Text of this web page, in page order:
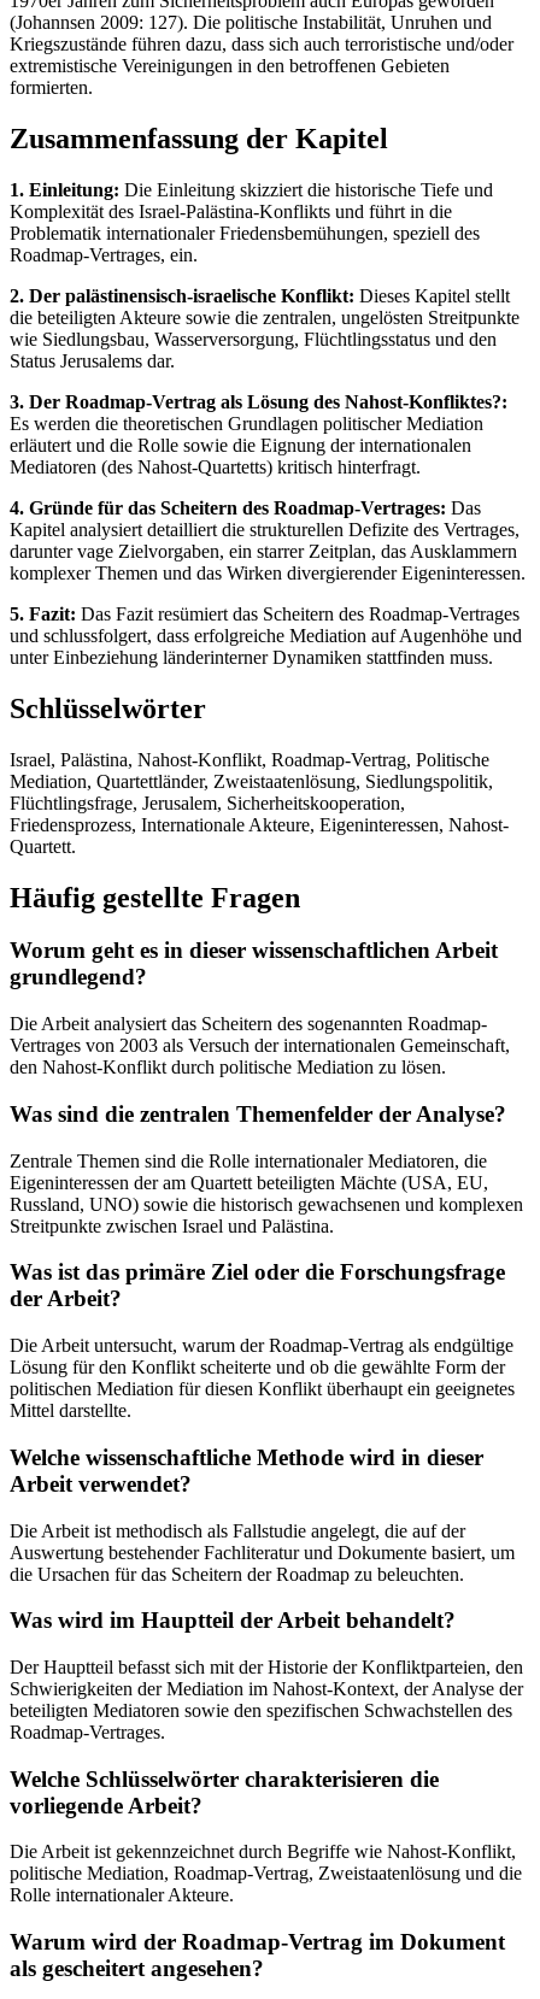
(Johannsen 2009: 127). Die politische Instabilität, Unruhen und
Kriegszustände führen dazu, dass sich auch terroristische und/oder
extremistische Vereinigungen in den betroffenen Gebieten
formierten.
Zusammenfassung der Kapitel
1. Einleitung: Die Einleitung skizziert die historische Tiefe und
Komplexität des Israel-Palästina-Konflikts und führt in die
Problematik internationaler Friedensbemühungen, speziell des
Roadmap-Vertrages, ein.
2. Der palästinensisch-israelische Konflikt: Dieses Kapitel stellt
die beteiligten Akteure sowie die zentralen, ungelösten Streitpunkte
wie Siedlungsbau, Wasserversorgung, Flüchtlingsstatus und den
Status Jerusalems dar.
3. Der Roadmap-Vertrag als Lösung des Nahost-Konfliktes?:
Es werden die theoretischen Grundlagen politischer Mediation
erläutert und die Rolle sowie die Eignung der internationalen
Mediatoren (des Nahost-Quartetts) kritisch hinterfragt.
4. Gründe für das Scheitern des Roadmap-Vertrages: Das
Kapitel analysiert detailliert die strukturellen Defizite des Vertrages,
darunter vage Zielvorgaben, ein starrer Zeitplan, das Ausklammern
komplexer Themen und das Wirken divergierender Eigeninteressen.
5. Fazit: Das Fazit resümiert das Scheitern des Roadmap-Vertrages
und schlussfolgert, dass erfolgreiche Mediation auf Augenhöhe und
unter Einbeziehung länderinterner Dynamiken stattfinden muss.
Schlüsselwörter
Israel, Palästina, Nahost-Konflikt, Roadmap-Vertrag, Politische
Mediation, Quartettländer, Zweistaatenlösung, Siedlungspolitik,
Flüchtlingsfrage, Jerusalem, Sicherheitskooperation,
Friedensprozess, Internationale Akteure, Eigeninteressen, Nahost-
Quartett.
Häufig gestellte Fragen
Worum geht es in dieser wissenschaftlichen Arbeit
grundlegend?
Die Arbeit analysiert das Scheitern des sogenannten Roadmap-
Vertrages von 2003 als Versuch der internationalen Gemeinschaft,
den Nahost-Konflikt durch politische Mediation zu lösen.
Was sind die zentralen Themenfelder der Analyse?
Zentrale Themen sind die Rolle internationaler Mediatoren, die
Eigeninteressen der am Quartett beteiligten Mächte (USA, EU,
Russland, UNO) sowie die historisch gewachsenen und komplexen
Streitpunkte zwischen Israel und Palästina.
Was ist das primäre Ziel oder die Forschungsfrage
der Arbeit?
Die Arbeit untersucht, warum der Roadmap-Vertrag als endgültige
Lösung für den Konflikt scheiterte und ob die gewählte Form der
politischen Mediation für diesen Konflikt überhaupt ein geeignetes
Mittel darstellte.
Welche wissenschaftliche Methode wird in dieser
Arbeit verwendet?
Die Arbeit ist methodisch als Fallstudie angelegt, die auf der
Auswertung bestehender Fachliteratur und Dokumente basiert, um
die Ursachen für das Scheitern der Roadmap zu beleuchten.
Was wird im Hauptteil der Arbeit behandelt?
Der Hauptteil befasst sich mit der Historie der Konfliktparteien, den
Schwierigkeiten der Mediation im Nahost-Kontext, der Analyse der
beteiligten Mediatoren sowie den spezifischen Schwachstellen des
Roadmap-Vertrages.
Welche Schlüsselwörter charakterisieren die
vorliegende Arbeit?
Die Arbeit ist gekennzeichnet durch Begriffe wie Nahost-Konflikt,
politische Mediation, Roadmap-Vertrag, Zweistaatenlösung und die
Rolle internationaler Akteure.
Warum wird der Roadmap-Vertrag im Dokument
als gescheitert angesehen?